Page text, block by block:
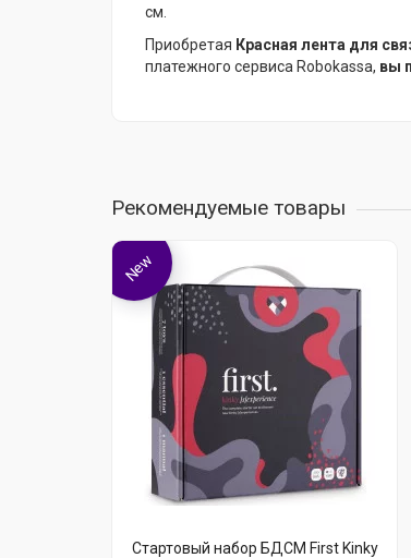
см.
Приобретая Красная лента для
платежного сервиса Robokassa, вы
Рекомендуемые товары
New
Стартовый набор БДСМ First Kinky